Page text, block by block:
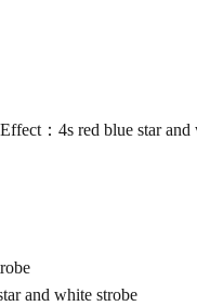
：4s red blue star and
and white strobe